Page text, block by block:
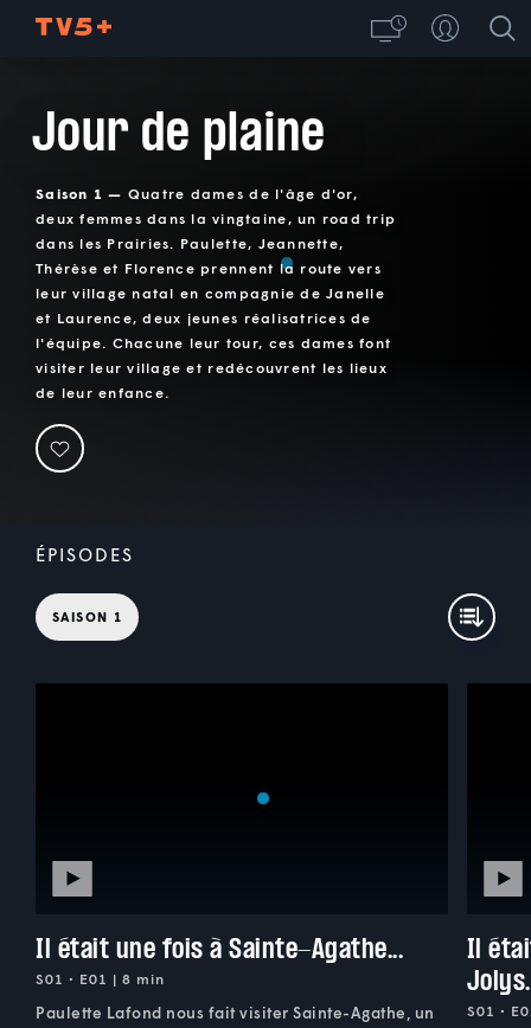
Jour de plaine
Saison 1 — Quatre dames de l'âge d'or,
deux femmes dans la vingtaine, un road trip
dans les Prairies. Paulette, Jeannette,
Thérèse et Florence prennent la route vers
leur village natal en compagnie de Janelle
et Laurence, deux jeunes réalisatrices de
l'équipe. Chacune leur tour, ces dames font
visiter leur village et redécouvrent les lieux
de leur enfance.
ÉPISODES
SAISON 1
Il était une fois à Sainte-Agathe...
S01 • E01 | 8 min
Paulette Lafond nous fait visiter Sainte-Agathe, un
Il
S01 •